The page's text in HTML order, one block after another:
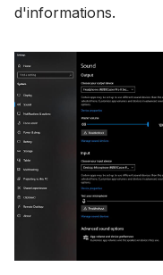
d'informations.